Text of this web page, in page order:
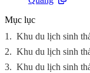
Mục lục
1. Khu du lịch sinh
2. Khu du lịch sinh
3. Khu du lịch sinh